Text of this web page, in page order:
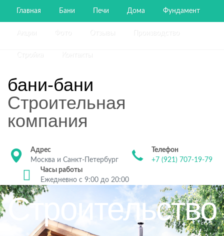
Главная Бани Печи Дома Фундамент
бани-бани
Строительная
компания
Адрес
Москва и Санкт-Петербург
Телефон
+7 (921) 707-19-79
Часы работы
Ежедневно с 9:00 до 20:00
Строительство